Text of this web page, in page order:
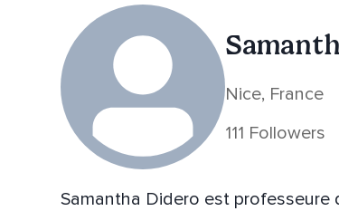
Nice, France
111 Followers
Samantha Didero est professeure